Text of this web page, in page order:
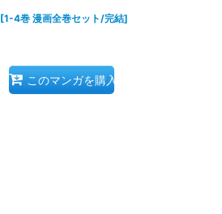
[1-4巻 漫画全巻セット/完結]
このマンガを購入